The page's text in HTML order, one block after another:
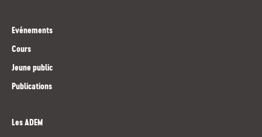
Evénements
Cours
Jeune public
Publications
Les ADEM